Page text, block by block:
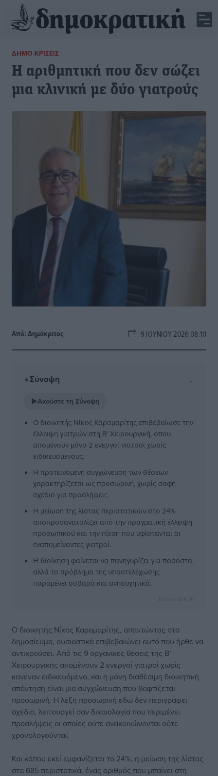
ΔΗΜΟ-ΚΡΊΣΕΙΣ
Η αριθμητική που δεν σώζει
μια κλινική με δύο γιατρούς
Από:Δημόκριτος 9 ΙΟΥΝΊΟΥ 2026 08:10
✦Σύνοψη ⌄
▶Ακούστε τη Σύνοψη
Ο διοικητής Νίκος Καραμαρίτης επιβεβαίωσε την
έλλειψη γιατρών στη Β' Χειρουργική, όπου
απομένουν μόνο 2 ενεργοί γιατροί χωρίς
ειδικευόμενους.
Η προτεινόμενη συγχώνευση των θέσεων
χαρακτηρίζεται ως προσωρινή, χωρίς σαφή
σχέδιο για προσλήψεις.
Η μείωση της λίστας περιστατικών στο 24%
αποπροσανατολίζει από την πραγματική έλλειψη
προσωπικού και την πίεση που υφίστανται οι
εναπομείναντες γιατροί.
Η διοίκηση φαίνεται να πανηγυρίζει για ποσοστά,
αλλά το πρόβλημα της υποστελέχωσης
παραμένει σοβαρό και ανησυχητικό.
Ο διοικητής Νίκος Καραμαρίτης, απαντώντας στο
δημοσίευμα, ουσιαστικά επιβεβαιώνει αυτό που ήρθε να
αντικρούσει. Από τις 9 οργανικές θέσεις της Β’
Χειρουργικής απομένουν 2 ενεργοί γιατροί χωρίς
κανέναν ειδικευόμενο, και η μόνη διαθέσιμη διοικητική
απάντηση είναι μια συγχώνευση που βαφτίζεται
προσωρινή. Η λέξη προσωρινή εδώ δεν περιγράφει
σχέδιο, λειτουργεί σαν δικαιολογία που περιμένει
προσλήψεις οι οποίες ούτε ανακοινώνονται ούτε
χρονολογούνται.
Και κάπου εκεί εμφανίζεται το 24%, η μείωση της λίστας
στα 685 περιστατικά, ένας αριθμός που μπαίνει στη